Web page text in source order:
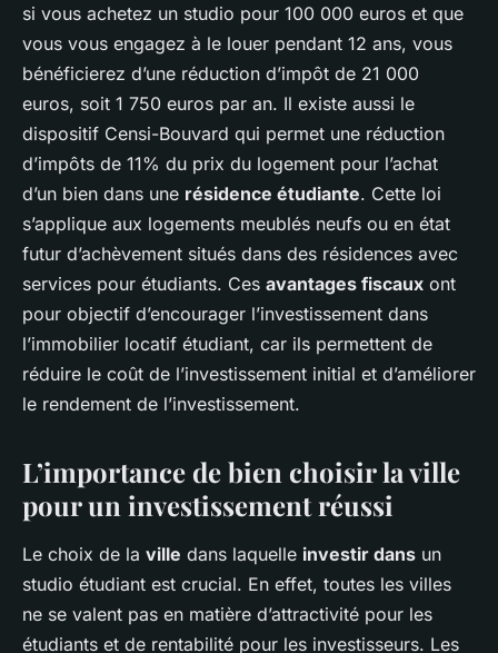
si vous achetez un studio pour 100 000 euros et que
vous vous engagez à le louer pendant 12 ans, vous
bénéficierez d’une réduction d’impôt de 21 000
euros, soit 1 750 euros par an. Il existe aussi le
dispositif Censi-Bouvard qui permet une réduction
d’impôts de 11% du prix du logement pour l’achat
d’un bien dans une résidence étudiante. Cette loi
s’applique aux logements meublés neufs ou en état
futur d’achèvement situés dans des résidences avec
services pour étudiants. Ces avantages fiscaux ont
pour objectif d’encourager l’investissement dans
l’immobilier locatif étudiant, car ils permettent de
réduire le coût de l’investissement initial et d’améliorer
le rendement de l’investissement.
L’importance de bien choisir la ville
pour un investissement réussi
Le choix de la ville dans laquelle investir dans un
studio étudiant est crucial. En effet, toutes les villes
ne se valent pas en matière d’attractivité pour les
étudiants et de rentabilité pour les investisseurs. Les